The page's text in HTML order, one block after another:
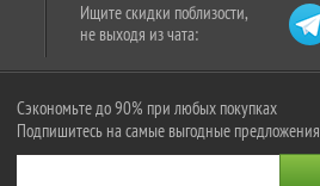
Ищите скидки поблизости,
не выходя из чата:
Сэкономьте до 90% при любых покупках
Подпишитесь на самые выгодные предложения